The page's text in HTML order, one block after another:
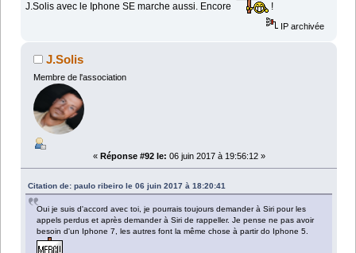
J.Solis avec le Iphone SE marche aussi. Encore !
IP archivée
J.Solis
Membre de l'association
« Réponse #92 le: 06 juin 2017 à 19:56:12 »
Citation de: paulo ribeiro le 06 juin 2017 à 18:20:41
Oui je suis d'accord avec toi, je pourrais toujours demander à Siri pour les
appels perdus et après demander à Siri de rappeller. Je pense ne pas avoir
besoin d'un Iphone 7, les autres font la même chose à partir do Iphone 5.